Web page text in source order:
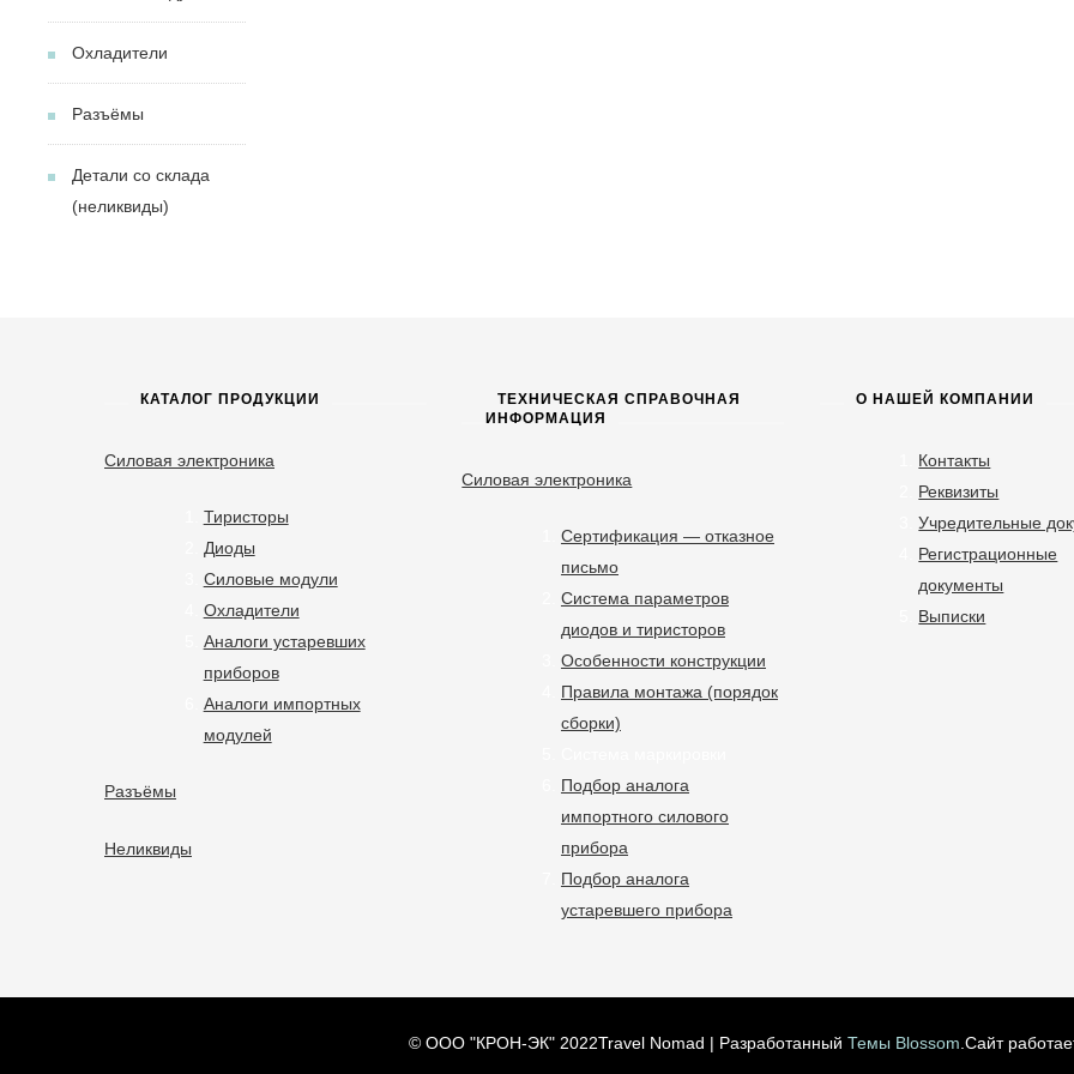
Охладители
Разъёмы
Детали со склада
(неликвиды)
КАТАЛОГ ПРОДУКЦИИ
Силовая электроника
Тиристоры
Диоды
Силовые модули
Охладители
Аналоги устаревших
приборов
Аналоги импортных
модулей
Разъёмы
Неликвиды
ТЕХНИЧЕСКАЯ СПРАВОЧНАЯ
ИНФОРМАЦИЯ
Силовая электроника
Сертификация — отказное
письмо
Система параметров
диодов и тиристоров
Особенности конструкции
Правила монтажа (порядок
сборки)
Подбор аналога
импортного силового
прибора
Подбор аналога
устаревшего прибора
О НАШЕЙ КОМПАНИИ
Контакты
Реквизиты
Учредительные
Регистрационные
документы
Выписки
© ООО "КРОН-ЭК" 2022Travel Nomad | Разработанный Темы Blossom .Сайт